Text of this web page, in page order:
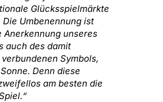
Glücksspielmärkte
Umbenennung ist
Anerkennung unseres
auch des damit
Symbols,
Denn diese
am besten die